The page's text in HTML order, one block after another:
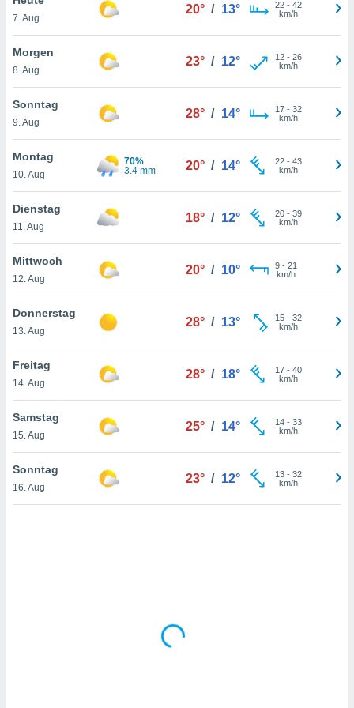
oder
Partner
es uns
das
der
Profil zu
Ihnen
finden
. Sie
jederzeit
Rand
7. Aug
20° / 13° 22- 42
km/h
Morgen
8. Aug
23° / 12° 12- 26
km/h
Sonntag
9. Aug
28° / 14° 17- 32
km/h
Montag
10. Aug
70%
3.4 mm
20° / 14° 22- 43
km/h
Dienstag
11. Aug
18° / 12° 20- 39
km/h
Mittwoch
12. Aug
20° / 10° 9- 21
km/h
Donnerstag
13. Aug
28° / 13° 15- 32
km/h
Freitag
14. Aug
28° / 18° 17- 40
km/h
Samstag
15. Aug
25° / 14° 14- 33
km/h
Sonntag
16. Aug
23° / 12° 13- 32
km/h